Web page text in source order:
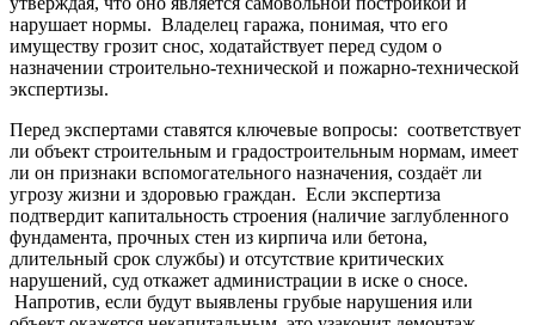
нарушает нормы. Владелец гаража, понимая, что его
имуществу грозит снос, ходатайствует перед судом о
назначении строительно-технической и пожарно-технической
экспертизы.
Перед экспертами ставятся ключевые вопросы: соответствует
ли объект строительным и градостроительным нормам, имеет
ли он признаки вспомогательного назначения, создаёт ли
угрозу жизни и здоровью граждан. Если экспертиза
подтвердит капитальность строения (наличие заглубленного
фундамента, прочных стен из кирпича или бетона,
длительный срок службы) и отсутствие критических
нарушений, суд откажет администрации в иске о сносе.
Напротив, если будут выявлены грубые нарушения или